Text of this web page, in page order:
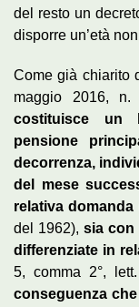
del resto un
disporre un’età
Come già chiarito
maggio 2016, n.
costituisce un
pensione
decorrenza,
del mese
relativa domanda
del 1962),sia con
differenziate in
5, comma 2°,
conseguenza